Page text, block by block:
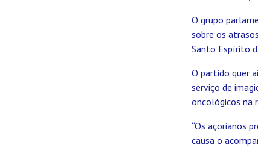
O grupo
sobre os
Santo Espírito
O partido quer
serviço de
oncológicos na
“Os açorianos
causa o